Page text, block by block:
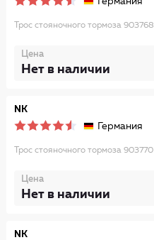
Трос стояночного тормоза 903768
Цена
Нет в наличии
NK
Германия
Трос стояночного тормоза 903770
Цена
Нет в наличии
NK